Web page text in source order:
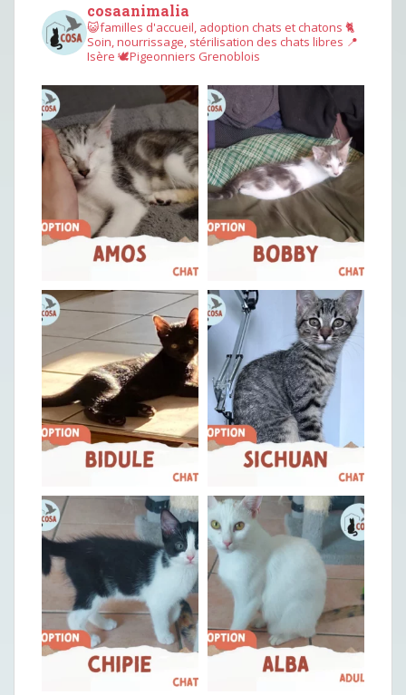
cosaanimalia
😺familles d'accueil, adoption chats et chatons 🐈
Soin, nourrissage, stérilisation des chats libres 📍
Isère 🕊︎Pigeonniers Grenoblois